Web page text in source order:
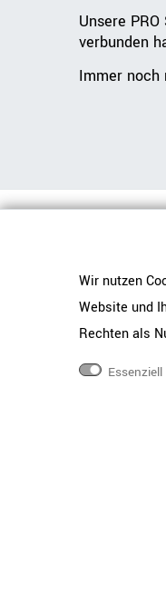
Unsere
verbunden
Immer noch
Hersteller
Wir nutzen
Website und
Rechten als
Essenziell